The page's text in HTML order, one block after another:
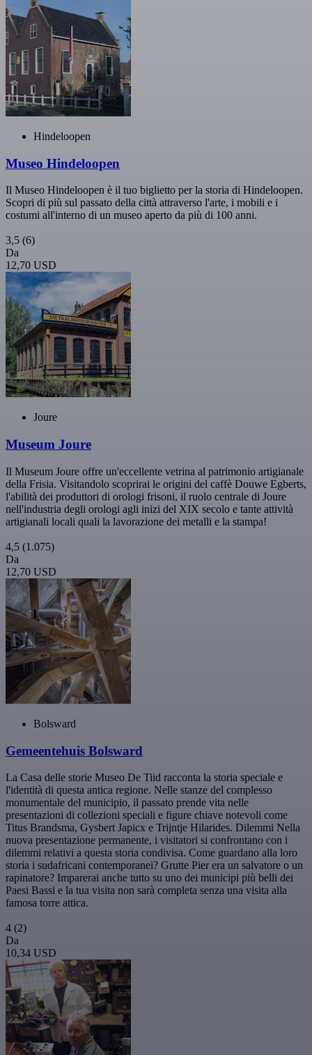
Hindeloopen
Museo Hindeloopen
Il Museo Hindeloopen è il tuo biglietto per la storia di Hindeloopen.
Scopri di più sul passato della città attraverso l'arte, i mobili e i
costumi all'interno di un museo aperto da più di 100 anni.
3,5 (6)
Da
12,70 USD
Joure
Museum Joure
Il Museum Joure offre un'eccellente vetrina al patrimonio artigianale
della Frisia. Visitandolo scoprirai le origini del caffè Douwe Egberts,
l'abilità dei produttori di orologi frisoni, il ruolo centrale di Joure
nell'industria degli orologi agli inizi del XIX secolo e tante attività
artigianali locali quali la lavorazione dei metalli e la stampa!
4,5 (1.075)
Da
12,70 USD
Bolsward
Gemeentehuis Bolsward
La Casa delle storie Museo De Tiid racconta la storia speciale e
l'identità di questa antica regione. Nelle stanze del complesso
monumentale del municipio, il passato prende vita nelle
presentazioni di collezioni speciali e figure chiave notevoli come
Titus Brandsma, Gysbert Japicx e Trijntje Hilarides. Dilemmi Nella
nuova presentazione permanente, i visitatori si confrontano con i
dilemmi relativi a questa storia condivisa. Come guardano alla loro
storia i sudafricani contemporanei? Grutte Pier era un salvatore o un
rapinatore? Imparerai anche tutto su uno dei municipi più belli dei
Paesi Bassi e la tua visita non sarà completa senza una visita alla
famosa torre attica.
4 (2)
Da
10,34 USD